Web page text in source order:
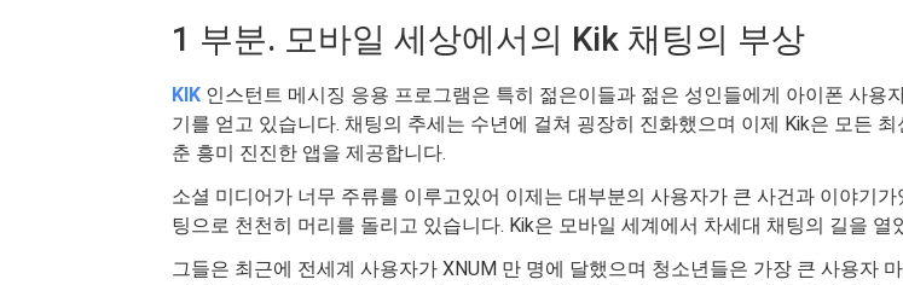
1 부분. 모바일 세상에서의 Kik 채팅의 부상
KIK 인스턴트 메시징 응용 프로그램은 특히 젊은이들과 젊은 성인들에게 아이폰 사용
기를 얻고 있습니다. 채팅의 추세는 수년에 걸쳐 굉장히 진화했으며 이제 Kik은 모든
춘 흥미 진진한 앱을 제공합니다.
소셜 미디어가 너무 주류를 이루고있어 이제는 대부분의 사용자가 큰 사건과 이야기가
팅으로 천천히 머리를 돌리고 있습니다. Kik은 모바일 세계에서 차세대 채팅의 길을 열
그들은 최근에 전세계 사용자가 XNUM 만 명에 달했으며 청소년들은 가장 큰 사용자